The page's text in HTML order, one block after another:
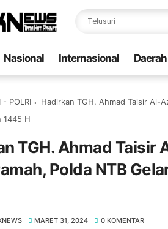
Nasional Internasional Daerah
- POLRI
Hadirkan TGH. Ahmad Taisir Al-
1445 H
TGH. Ahmad Taisir
Polda NTB
MARET 31, 2024 0 KOMENTAR